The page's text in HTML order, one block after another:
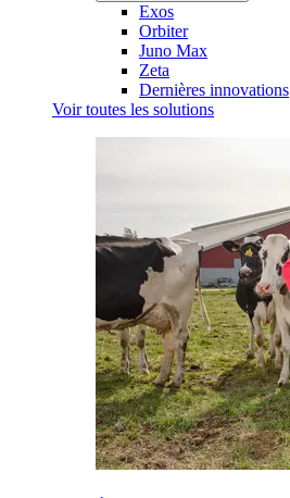
Exos
Orbiter
Juno Max
Zeta
Dernières innovations
Voir toutes les solutions